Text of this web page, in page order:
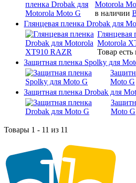
Motorola
в наличии
Глянцевая пленка Drobak для
Глянцевая
Motorola
Товар
Защитная пленка Spolky для
Moto G
Защитная пленка Drobak для
Moto G
Товары 1 - 11 из 11